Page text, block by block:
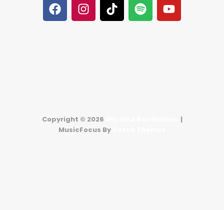
Copyright © 2026
|
MusicFocus By